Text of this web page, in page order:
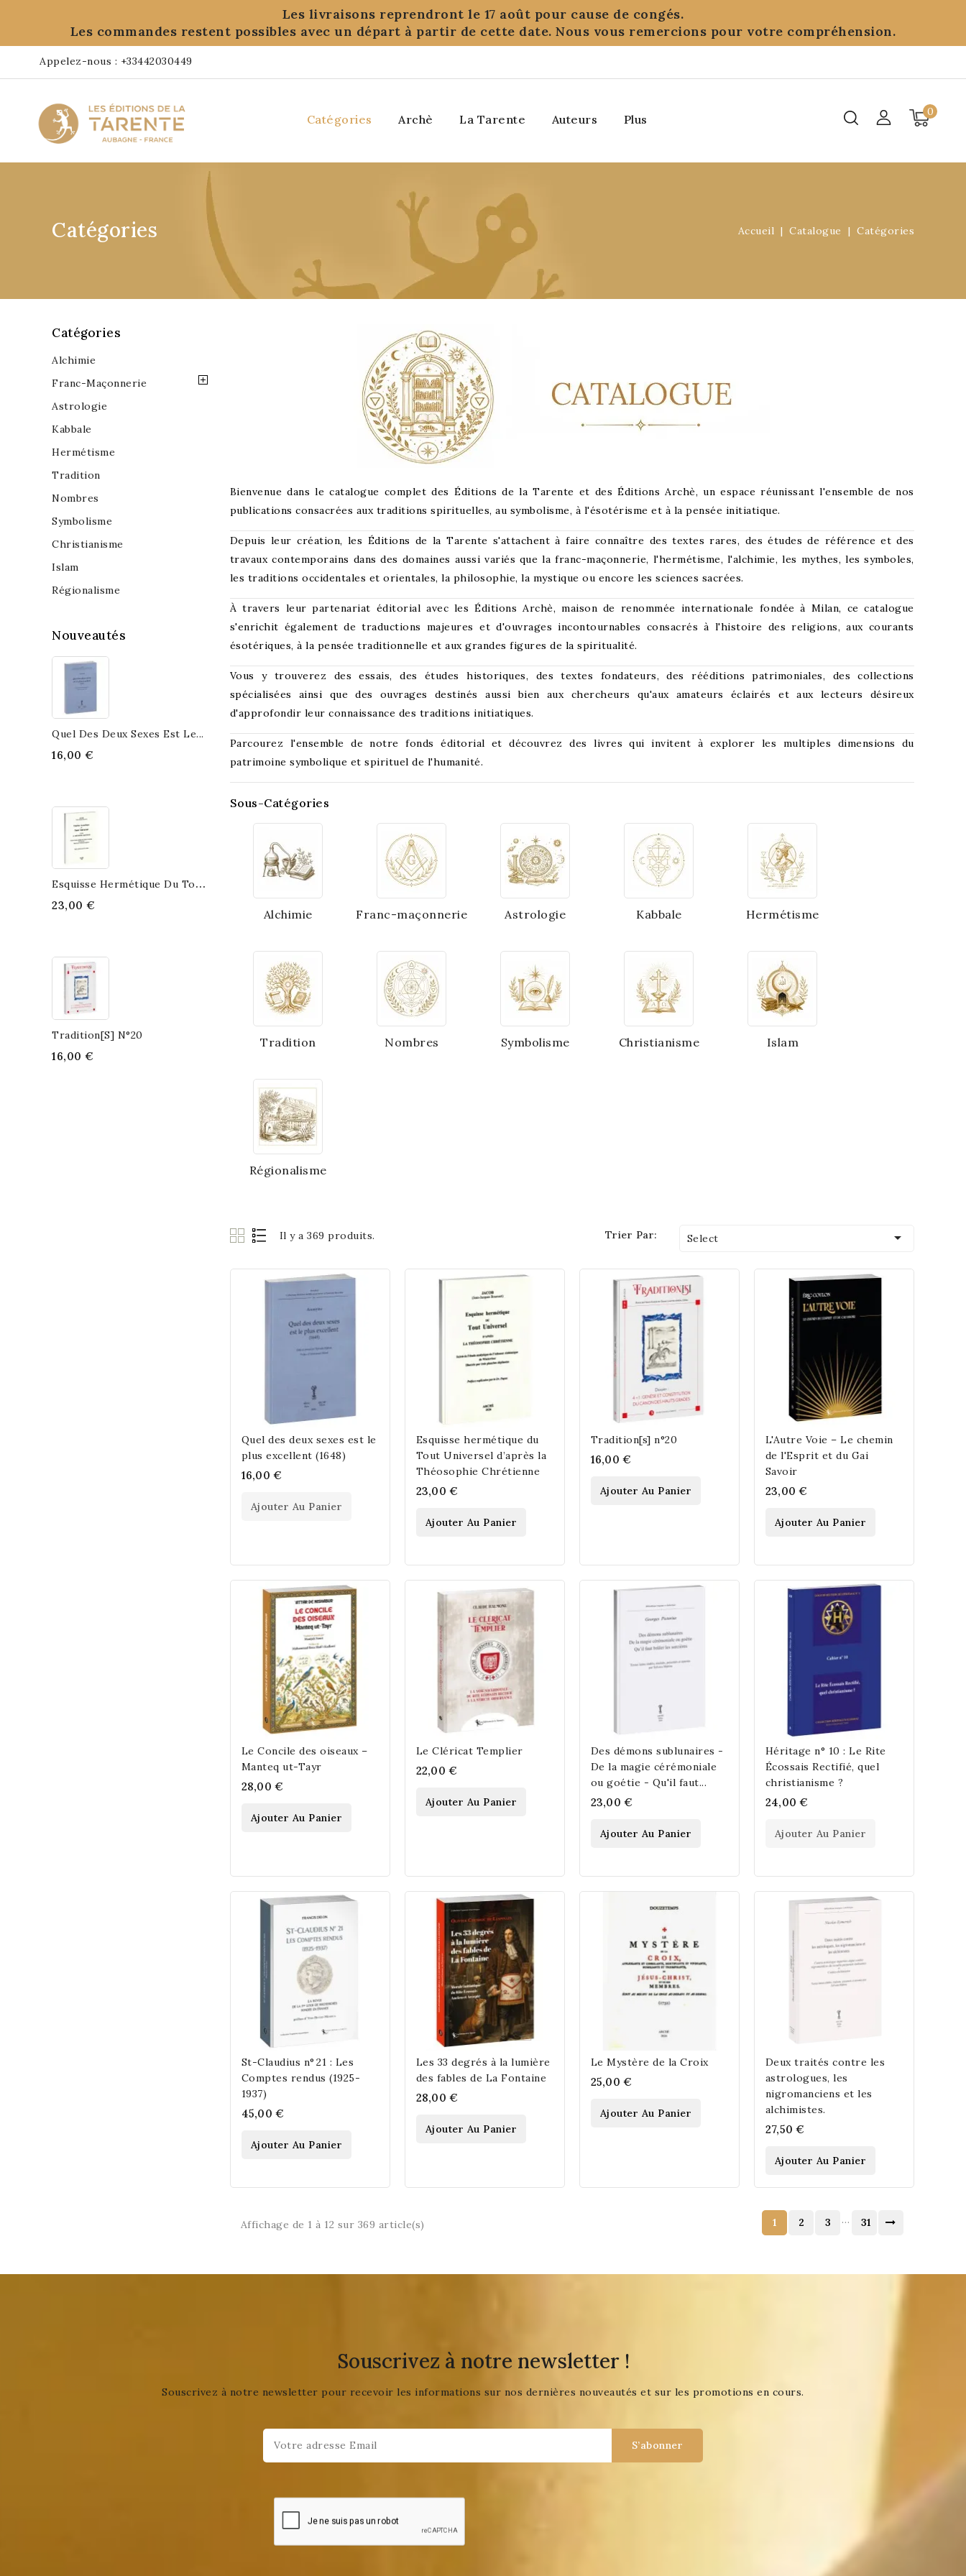
Les livraisons reprendront le 17 août pour cause de congés.
Les commandes restent possibles avec un départ à partir de cette date. Nous vous remercions pour votre compréhension.
Appelez-nous : +33442030449
0
Catégories Archè La Tarente Auteurs Plus
Catégories Accueil Catalogue Catégories
Catégories
Alchimie
Franc-Maçonnerie
Astrologie
Kabbale
Hermétisme
Tradition
Nombres
Symbolisme
Christianisme
Islam
Régionalisme
Nouveautés
Quel Des Deux Sexes Est Le...
16,00 €
E
Squisse Hermétique Du Tout...
23,00 €
Tradition[s] N°20
16,00 €
Bienvenue dans le catalogue complet des Éditions de la Tarente et des Éditions Archè, un espace réunissant l'ensemble de nos
publications consacrées aux traditions spirituelles, au symbolisme, à l'ésotérisme et à la pensée initiatique.
Depuis leur création, les Éditions de la Tarente s'attachent à faire connaître des textes rares, des études de référence et des
travaux contemporains dans des domaines aussi variés que la franc-maçonnerie, l'hermétisme, l'alchimie, les mythes, les symboles,
les traditions occidentales et orientales, la philosophie, la mystique ou encore les sciences sacrées.
À travers leur partenariat éditorial avec les Éditions Archè, maison de renommée internationale fondée à Milan, ce catalogue
s'enrichit également de traductions majeures et d'ouvrages incontournables consacrés à l'histoire des religions, aux courants
ésotériques, à la pensée traditionnelle et aux grandes figures de la spiritualité.
Vous y trouverez des essais, des études historiques, des textes fondateurs, des rééditions patrimoniales, des collections
spécialisées ainsi que des ouvrages destinés aussi bien aux chercheurs qu'aux amateurs éclairés et aux lecteurs désireux
d'approfondir leur connaissance des traditions initiatiques.
Parcourez l'ensemble de notre fonds éditorial et découvrez des livres qui invitent à explorer les multiples dimensions du
patrimoine symbolique et spirituel de l'humanité.
Sous-Catégories
Alchimie Franc-maçonnerie Astrologie Kabbale Hermétisme
Tradition Nombres Symbolisme Christianisme Islam
Régionalisme
Il y a 369 produits. Trier Par: Select 
Quel des deux sexes est le
plus excellent (1648)
16,00 €
Ajouter Au Panier
Esquisse hermétique du
Tout Universel d’après la
Théosophie Chrétienne
23,00 €
Ajouter Au Panier
Tradition[s] n°20
16,00 €
Ajouter Au Panier
L'Autre Voie – Le chemin
de l'Esprit et du Gai
Savoir
23,00 €
Ajouter Au Panier
Le Concile des oiseaux –
Manteq ut-Tayr
28,00 €
Ajouter Au Panier
Le Cléricat Templier
22,00 €
Ajouter Au Panier
Des démons sublunaires -
De la magie cérémoniale
ou goétie - Qu'il faut...
23,00 €
Ajouter Au Panier
Héritage n° 10 : Le Rite
Écossais Rectifié, quel
christianisme ?
24,00 €
Ajouter Au Panier
St-Claudius n° 21 : Les
Comptes rendus (1925-
1937)
45,00 €
Ajouter Au Panier
Les 33 degrés à la lumière
des fables de La Fontaine
28,00 €
Ajouter Au Panier
Le Mystère de la Croix
25,00 €
Ajouter Au Panier
Deux traités contre les
astrologues, les
nigromanciens et les
alchimistes.
27,50 €
Ajouter Au Panier
Affichage de 1 à 12 sur 369 article(s) 1 2 3 … 31
Souscrivez à notre newsletter !
Souscrivez à notre newsletter pour recevoir les informations sur nos dernières nouveautés et sur les promotions en cours.